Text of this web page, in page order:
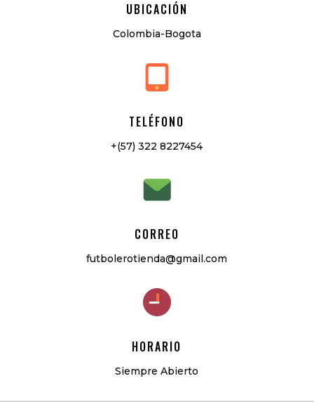
UBICACIÓN
Colombia-Bogota
TELÉFONO
+(57) 322 8227454
CORREO
futbolerotienda@gmail.com
HORARIO
Siempre Abierto